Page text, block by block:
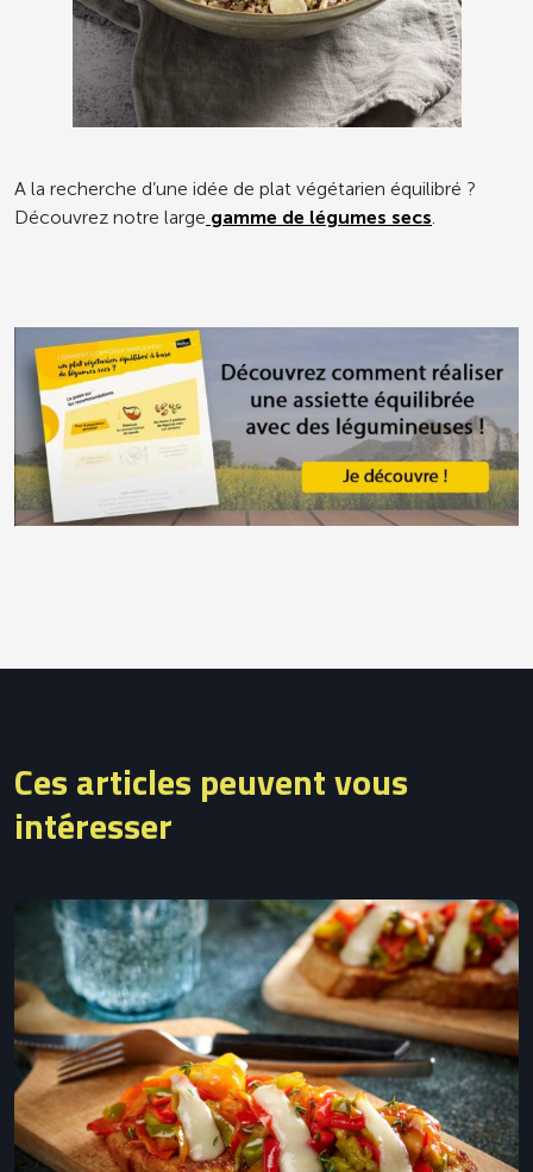
A la recherche d’une idée de plat végétarien équilibré ?
Découvrez notre large gamme de légumes secs
Ces articles peuvent vous
intéresser